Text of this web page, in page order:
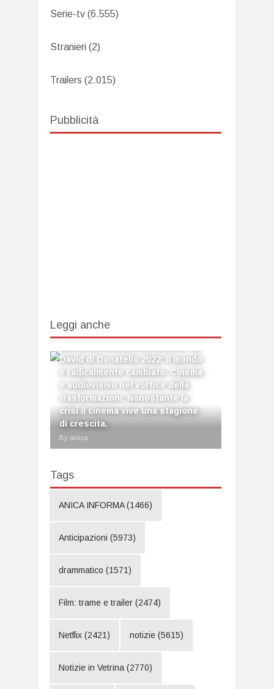
Serie-tv (6.555)
Stranieri (2)
Trailers (2.015)
Pubblicità
Leggi anche
David di Donatello 2022: Il mondo
è radicalmente cambiato. Cinema
e audiovisivo nel vortice delle
trasformazioni. Nonostante la
crisi il cinema vive una stagione
di crescita.
By anica
Tags
ANICA INFORMA(1466)
Anticipazioni (5973)
drammatico (1571)
Film: trame e trailer (2474)
Netflix (2421) notizie (5615)
Notizie in Vetrina (2770)